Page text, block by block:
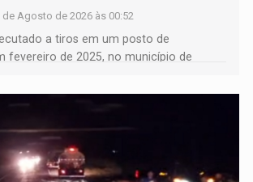
de Agosto de 2026 às 00:52
a tiros em um posto de
fevereiro de 2025, no município de